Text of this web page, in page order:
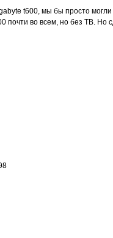
t600, мы бы просто
почти во всем, но без ТВ. Но